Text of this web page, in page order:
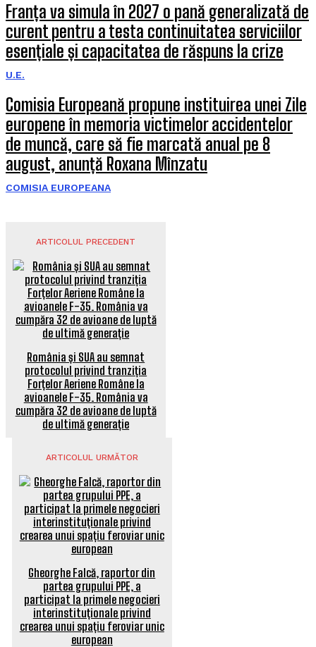
Franța va simula în 2027 o pană generalizată de
curent pentru a testa continuitatea serviciilor
esențiale și capacitatea de răspuns la crize
U.E.
Comisia Europeană propune instituirea unei Zile
europene în memoria victimelor accidentelor
de muncă, care să fie marcată anual pe 8
august, anunță Roxana Mînzatu
COMISIA EUROPEANA
ARTICOLUL PRECEDENT
România și SUA au semnat
protocolul privind tranziția
Forțelor Aeriene Române la
avioanele F-35. România va
cumpăra 32 de avioane de luptă
de ultimă generație
ARTICOLUL URMĂTOR
Gheorghe Falcă, raportor din
partea grupului PPE, a
participat la primele negocieri
interinstituționale privind
crearea unui spațiu feroviar unic
european